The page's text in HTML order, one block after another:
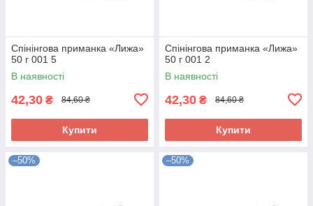
Спінінгова приманка «Лижа»
50 г 001 5
В наявності
42,30 ₴ 84,60 ₴
Купити
Спінінгова приманка «Лижа»
50 г 001 2
В наявності
42,30 ₴ 84,60 ₴
Купити
–50% –50%